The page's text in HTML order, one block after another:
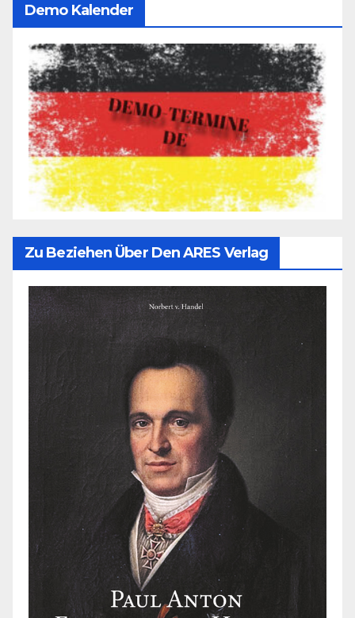
Demo Kalender
Zu Beziehen Über Den ARES Verlag